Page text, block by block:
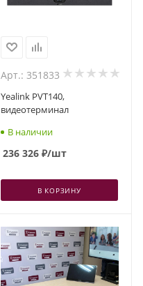
Арт.: 351833
Yealink PVT140,
видеотерминал
В наличии
236 326₽/шт
В КОРЗИНУ